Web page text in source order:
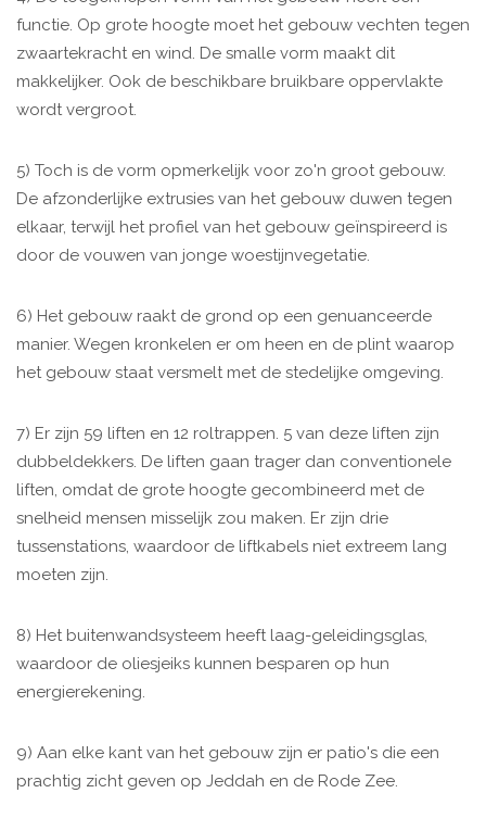
functie. Op grote hoogte moet het gebouw vechten tegen
zwaartekracht en wind. De smalle vorm maakt dit
makkelijker. Ook de beschikbare bruikbare oppervlakte
wordt vergroot.
5) Toch is de vorm opmerkelijk voor zo'n groot gebouw.
De afzonderlijke extrusies van het gebouw duwen tegen
elkaar, terwijl het profiel van het gebouw geïnspireerd is
door de vouwen van jonge woestijnvegetatie.
6) Het gebouw raakt de grond op een genuanceerde
manier. Wegen kronkelen er om heen en de plint waarop
het gebouw staat versmelt met de stedelijke omgeving.
7) Er zijn 59 liften en 12 roltrappen. 5 van deze liften zijn
dubbeldekkers. De liften gaan trager dan conventionele
liften, omdat de grote hoogte gecombineerd met de
snelheid mensen misselijk zou maken. Er zijn drie
tussenstations, waardoor de liftkabels niet extreem lang
moeten zijn.
8) Het buitenwandsysteem heeft laag-geleidingsglas,
waardoor de oliesjeiks kunnen besparen op hun
energierekening.
9) Aan elke kant van het gebouw zijn er patio's die een
prachtig zicht geven op Jeddah en de Rode Zee.